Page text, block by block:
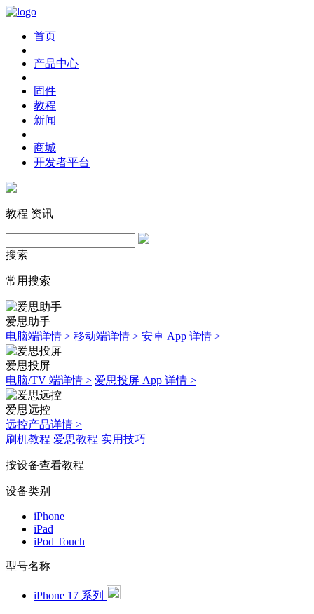
首页
产品中心
固件
教程
新闻
商城
开发者平台
教程 资讯
搜索
常用搜索
爱思助手
电脑端详情 > 移动端详情 > 安卓 App 详情 >
爱思投屏
电脑/TV 端详情 > 爱思投屏 App 详情 >
爱思远控
远控产品详情 >
刷机教程 爱思教程 实用技巧
按设备查看教程
设备类别
iPhone
iPad
iPod Touch
型号名称
iPhone 17 系列